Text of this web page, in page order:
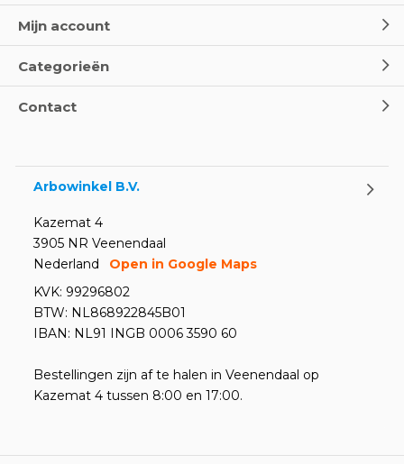
Mijn account
Categorieën
Contact
Arbowinkel B.V.
Kazemat 4
3905 NR Veenendaal
Nederland
Open in Google Maps
KVK: 99296802
BTW: NL868922845B01
IBAN: NL91 INGB 0006 3590 60
Bestellingen zijn af te halen in Veenendaal op
Kazemat 4 tussen 8:00 en 17:00.